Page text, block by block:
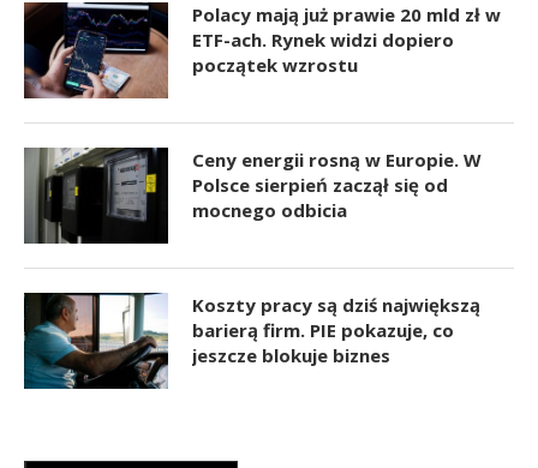
Polacy mają już prawie 20 mld zł w
ETF-ach. Rynek widzi dopiero
początek wzrostu
Ceny energii rosną w Europie. W
Polsce sierpień zaczął się od
mocnego odbicia
Koszty pracy są dziś największą
barierą firm. PIE pokazuje, co
jeszcze blokuje biznes